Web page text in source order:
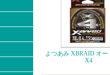
よつあみ XBRAID オー
X4